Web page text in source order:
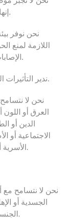
إنهاء عقود عملهم ضمن إطار زمني مناسب.
نحن نوفر
اللازمة لمنع
الإصابات أو الأمراض المهنية الناجمة أثناء العمل.
ندير التأثيرات البيئية لجميع أنشطتنا بروح من المسؤولية.
نحن لا
العرق أو
الدين أو
الاجتماعية أو
الأسرية أو الحالة الاجتماعية أو أي أسباب مشابهة.
نحن لا نتسامح
الجسدية أو
بما في ذلك انتهاك الحصانة الشخصية.